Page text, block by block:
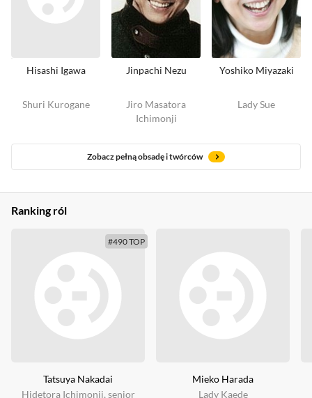
Hisashi Igawa
Shuri Kurogane
Jinpachi Nezu
Jiro Masatora
Ichimonji
Yoshiko Miyazaki
Lady Sue
Zobacz pełną obsadę i twórców
Ranking ról
#490 TOP
Tatsuya Nakadai
Hidetora Ichimonji, senior
Mieko Harada
Lady Kaede